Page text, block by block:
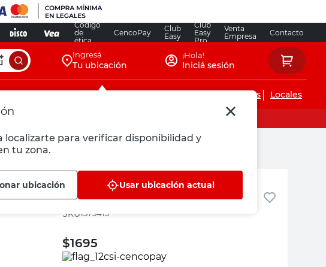
Código
de
ética
CencoPay
Club
Easy
Club
Easy
Pro
Venta
Empresa
Contacto
Ingresá
Tu ubicación
localizarte para verificar disponibilidad y
tu zona.
ubicación Usar ubicación actual
¡Hola!
Iniciá sesión
Servicios de instalaciones Locales
Candela
Led Gota Fría E27 5 W Candela
:1373415
$1695